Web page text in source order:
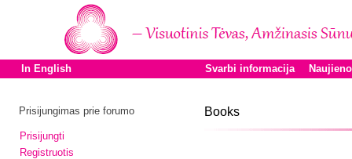
In English Svarbi informacija
Prisijungimas prie forumo
Prisijungti
Registruotis
Books